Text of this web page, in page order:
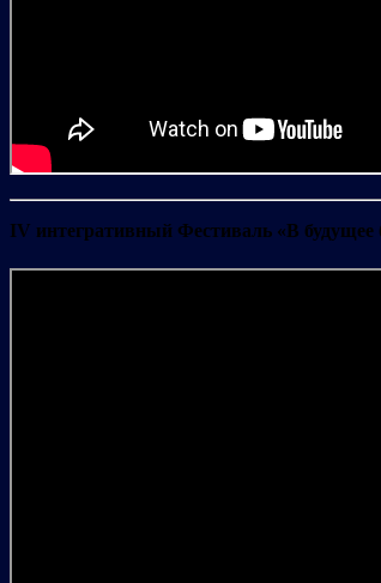
IV интегративный Фестиваль «В будущее